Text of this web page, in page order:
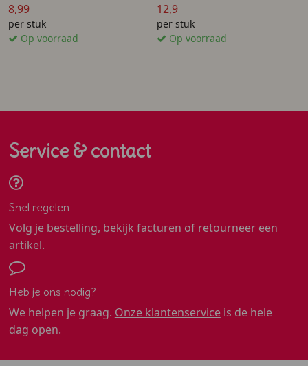
8,99
per stuk
Op voorraad
12,9
per stuk
Op voorraad
Service & contact
Snel regelen
Volg je bestelling, bekijk facturen of retourneer een
artikel.
Heb je ons nodig?
We helpen je graag. Onze klantenserviceis de hele
dag open.